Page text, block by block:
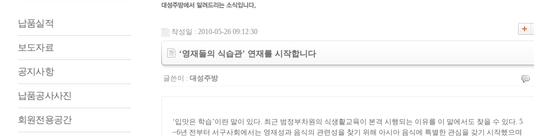
납품실적
보도자료
공지사항
납품공사사진
회원전용공간
작성일 : 2010-05-26 09:12:30
‘영재들의 식습관’ 연재를 시작합니다
글쓴이 : 대성주방
‘입맛은 학습’이란 말이 있다. 최근 범정부차원의 식생활교육이 본격 시행되는 이유를 이 말에서도 찾을 수 있다. 5
~6년 전부터 서구사회에서는 영재성과 음식의 관련성을 찾기 위해 아시아 음식에 특별한 관심을 갖기 시작했으며